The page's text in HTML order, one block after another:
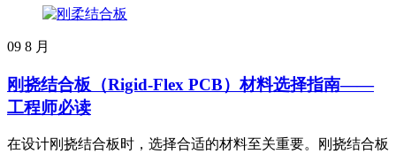
09 8 月
刚挠结合板（Rigid-Flex PCB）材料选择指南——
工程师必读
在设计刚挠结合板时，选择合适的材料至关重要。刚挠结合板